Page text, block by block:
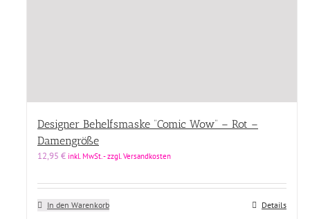
Designer Behelfsmaske “Comic Wow” – Rot –
Damengröße
12,95 € inkl. MwSt. - zzgl. Versandkosten
In den Warenkorb Details